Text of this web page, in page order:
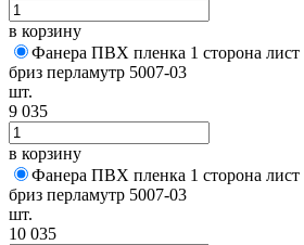
в корзину
Фанера ПВХ пленка 1 сторона лист
бриз перламутр 5007-03
шт.
9 035
в корзину
Фанера ПВХ пленка 1 сторона лист
бриз перламутр 5007-03
шт.
10 035